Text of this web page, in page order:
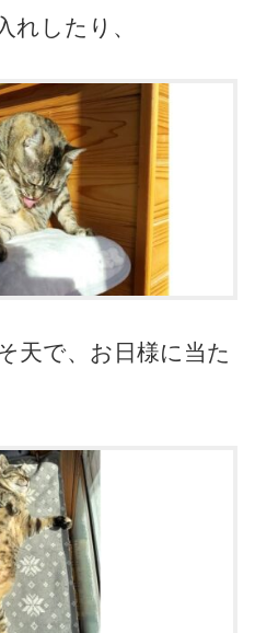
れしたり、
天で、お日様に当た